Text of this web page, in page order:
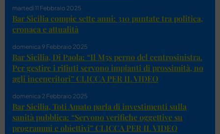
martedì 11 Febbraio 2025
Bar Sicilia compie sette anni: 310 puntate tra politica,
cronaca e attualità
domenica 9 Febbraio 2025
Bar Sicilia, Di Paola: “Il M5s perno del centrosinistra.
Per gestire i rifiuti servono impianti di prossimità, no
agli inceneritori” CLICCA PER IL VIDEO
domenica 2 Febbraio 2025
Bar Sicilia, Toti Amato parla di investimenti sulla
sanità pubblica: “Servono verifiche oggettive su
programmi e obiettivi” CLICCA PER IL VIDEO